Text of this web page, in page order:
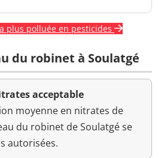
plus polluée en pesticides
du robinet à Soulatgé
acceptable
moyenne en nitrates de
du robinet de Soulatgé se
autorisées.